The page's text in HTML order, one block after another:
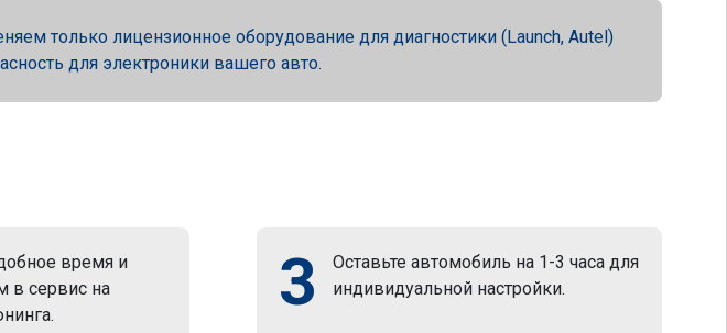
только лицензионное оборудование для диагностики (Launch, Autel)
для электроники вашего авто.
время и
в сервис на
3
Оставьте автомобиль на 1-3 часа для
индивидуальной настройки.